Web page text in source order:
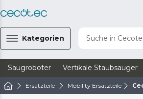
Kategorien Suche in
Saugroboter Vertikale Staubsauger
Ersatzteile Mobility Ersatzteile